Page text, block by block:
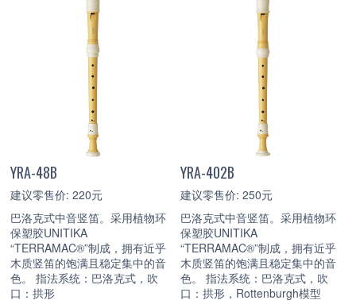
YRA-48B
建议零售价: 220元
巴洛克式中音竖笛。采用植物环
保塑胶UNITIKA
“TERRAMAC®”制成，拥有近乎
木质竖笛的饱满且稳定集中的音
色。 指法系统：巴洛克式，吹
口：拱形
YRA-402B
建议零售价: 250元
巴洛克式中音竖笛。采用植物环
保塑胶UNITIKA
“TERRAMAC®”制成，拥有近乎
木质竖笛的饱满且稳定集中的音
色。 指法系统：巴洛克式，吹
口：拱形，Rottenburgh模型